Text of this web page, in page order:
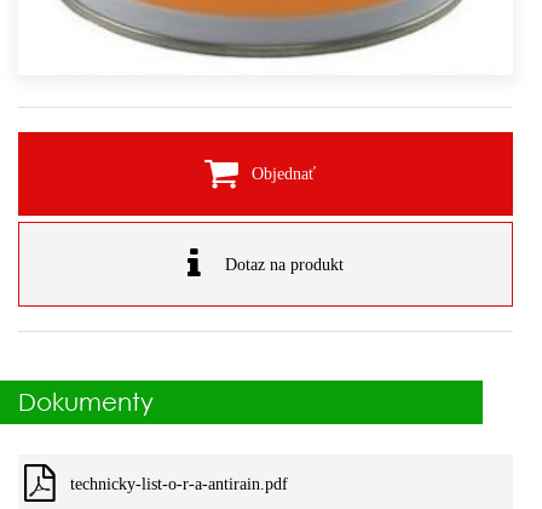
Objednať
Dotaz na produkt
Dokumenty
technicky-list-o-r-a-antirain.pdf